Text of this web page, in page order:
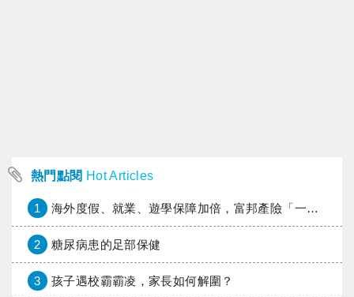
熱門點閱 Hot Articles
1 海外度假、就業、遊學保障加倍，富邦產險「一期逐夢」專案加碼遠距醫療與緊急救援
2 糖尿病患的足部保健
3 孩子遇校霸霸凌，家長如何解圍？